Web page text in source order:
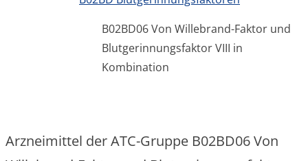
B02BD06 Von Willebrand-Faktor und
Blutgerinnungsfaktor VIII in
Kombination
Arzneimittel der ATC-Gruppe B02BD06 Von